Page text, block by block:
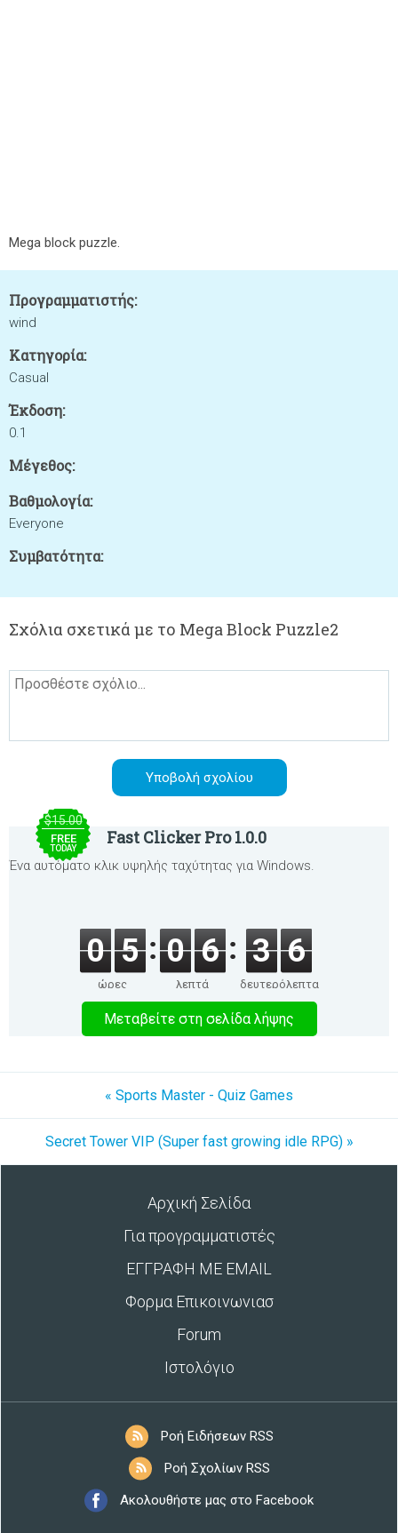
Mega block puzzle.
Προγραμματιστής:
wind
Κατηγορία:
Casual
Έκδοση:
0.1
Μέγεθος:
Βαθμολογία:
Everyone
Συμβατότητα:
Σχόλια σχετικά με το Mega Block Puzzle2
$15.00
FREE
TODAY
Fast Clicker Pro 1.0.0
Ένα αυτόματο κλικ υψηλής ταχύτητας για Windows.
0 5
ώρες
0 6
λεπτά
3 6
δευτερόλεπτα
Μεταβείτε στη σελίδα λήψης
« Sports Master - Quiz Games
Secret Tower VIP (Super fast growing idle RPG) »
Αρχική Σελίδα
Για προγραμματιστές
ΕΓΓΡΑΦΗ ΜΕ EMAIL
Φορμα Επικοινωνιασ
Forum
Ιστολόγιο
Ροή Ειδήσεων RSS
Ροή Σχολίων RSS
Ακολουθήστε μας στο Facebook